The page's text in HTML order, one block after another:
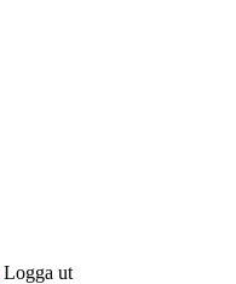
Logga ut